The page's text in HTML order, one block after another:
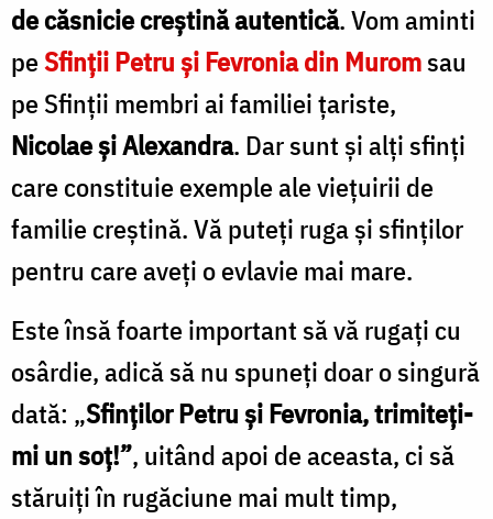
de căsnicie creștină autentică. Vom aminti
peSfinții Petru și Fevronia din Muromsau
pe Sfinții membri ai familiei țariste,
Nicolae și Alexandra. Dar sunt și alți sfinți
care constituie exemple ale viețuirii de
familie creștină. Vă puteți ruga și sfinților
pentru care aveți o evlavie mai mare.
Este însă foarte important să vă rugați cu
osârdie, adică să nu spuneți doar o singură
dată: „Sfinților Petru și Fevronia, trimiteți-
mi un soț!”, uitând apoi de aceasta, ci să
stăruiți în rugăciune mai mult timp,